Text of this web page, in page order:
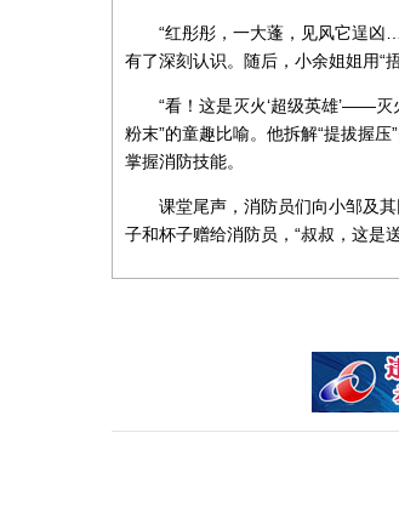
“红彤彤，一大蓬，见风它逞
有了深刻认识。 随后， 小余姐姐用“
“看！这是灭火‘超级英雄’——
粉末”的童趣比喻。他拆解“提拔握
掌握消防技能。
课堂尾声，消防员们向小邹及
子和杯子赠给消防员，“叔叔，这是